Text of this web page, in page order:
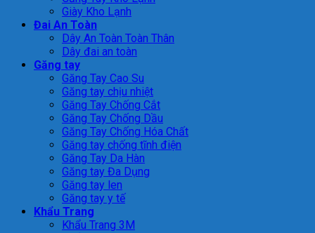
Giày Kho Lạnh
Đai An Toàn
Dây An Toàn Toàn Thân
Dây đai an toàn
Găng tay
Găng Tay Cao Su
Găng tay chịu nhiệt
Găng Tay Chống Cắt
Găng Tay Chống Dầu
Găng Tay Chống Hóa Chất
Găng tay chống tĩnh điện
Găng Tay Da Hàn
Găng tay Đa Dụng
Găng tay len
Găng tay y tế
Khẩu Trang
Khẩu Trang 3M